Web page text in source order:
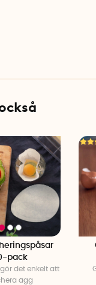
pack
det enkelt att
ägg